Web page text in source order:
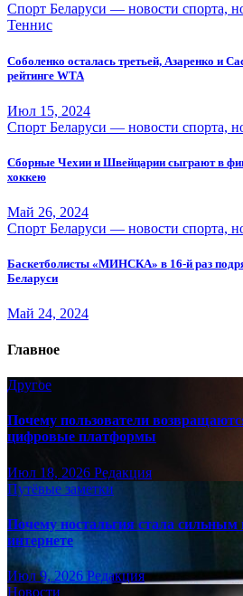
Спорт Беларуси — новости спорта,
Теннис
Соболенко осталась третьей, Азаренко и
рейтинге WTA
Июл 15, 2024
Спорт Беларуси — новости спорта,
Сборные Чехии и Швейцарии сыграют в
хоккею
Май 26, 2024
Спорт Беларуси — новости спорта,
Баскетболисты «МИНСКА» в 16-й раз
Беларуси
Май 24, 2024
Главное
Другое
Почему пользователи
цифровые платформы
Июл 18, 2026 Редакция
Путёвые заметки
Почему ностальгия стала сильным
интернете
Июл 9, 2026 Редакция
Новости